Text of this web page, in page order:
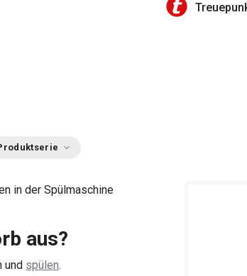
in der Spülmaschine
aus?
und spülen.